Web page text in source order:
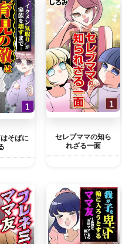
そばに
セレブママの知ら
れざる一面